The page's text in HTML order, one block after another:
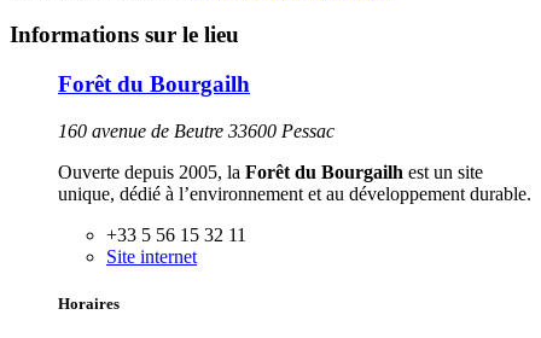
Informations sur le lieu
Forêt du Bourgailh
160 avenue de Beutre 33600 Pessac
Ouverte depuis 2005, la Forêt du Bourgailh est un site
unique, dédié à l’environnement et au développement durable.
+33 5 56 15 32 11
Site internet
Horaires